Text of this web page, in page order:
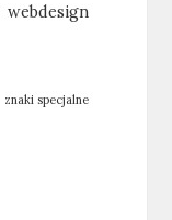
webdesign
znaki specjalne